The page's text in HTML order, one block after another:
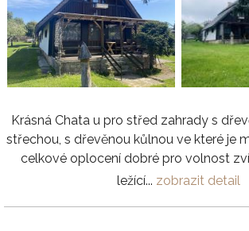
Krásná Chata u pro střed zahrady s
střechou, s dřevěnou kůlnou ve které je
celkové oplocení dobré pro volnost
ležící... zobrazit detail